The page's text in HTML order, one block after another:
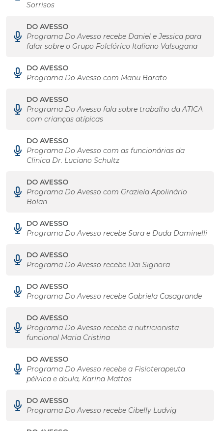
Sorrisos
DO AVESSO
Programa Do Avesso recebe Daniel e Jessica para
falar sobre o Grupo Folclórico Italiano Valsugana
DO AVESSO
Programa Do Avesso com Manu Barato
DO AVESSO
Programa Do Avesso fala sobre trabalho da ATICA
com crianças atípicas
DO AVESSO
Programa Do Avesso com as funcionárias da
Clinica Dr. Luciano Schultz
DO AVESSO
Programa Do Avesso com Graziela Apolinário
Bolan
DO AVESSO
Programa Do Avesso recebe Sara e Duda Daminelli
DO AVESSO
Programa Do Avesso recebe Dai Signora
DO AVESSO
Programa Do Avesso recebe Gabriela Casagrande
DO AVESSO
Programa Do Avesso recebe a nutricionista
funcional Maria Cristina
DO AVESSO
Programa Do Avesso recebe a Fisioterapeuta
pélvica e doula, Karina Mattos
DO AVESSO
Programa Do Avesso recebe Cibelly Ludvig